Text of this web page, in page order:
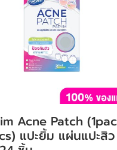
Acne Patch
แปะยิ้ม แผ่นแปะสิว